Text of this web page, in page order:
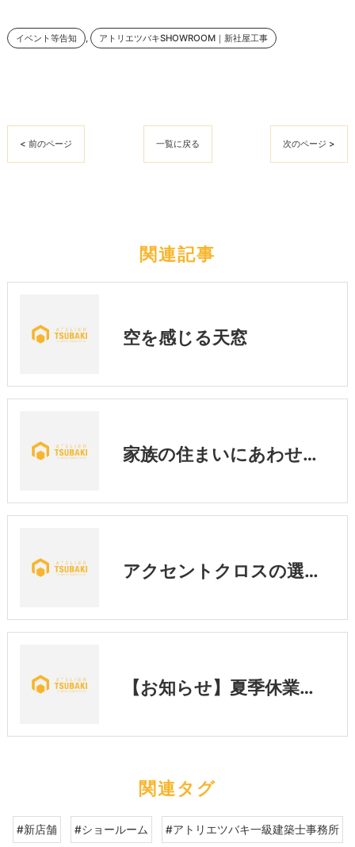
イベント等告知 アトリエツバキSHOWROOM｜新社屋工事
< 前のページ 一覧に戻る 次のページ >
関連記事
空を感じる天窓
家族の住まいにあわせた暮らし
アクセントクロスの選び方｜後悔しないために知っておきたい3つのポイント💡
【お知らせ】夏季休業期間中の営業に関するご案内
関連タグ
#新店舗 #ショールーム #アトリエツバキ一級建築士事務所